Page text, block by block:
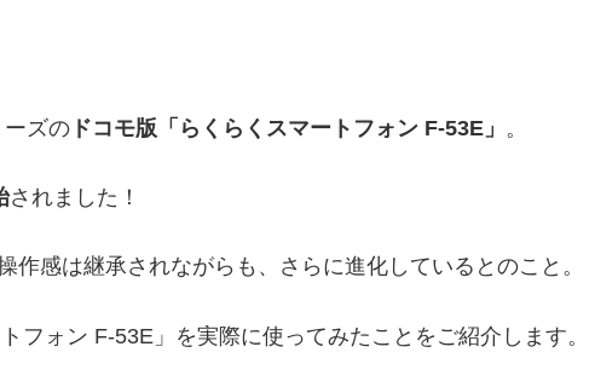
ズの ドコモ版「らくらくスマートフォン F-53E」 。
されました！
感は継承されながらも、さらに進化しているとのこと。
ォン F-53E」を実際に使ってみたことをご紹介します。